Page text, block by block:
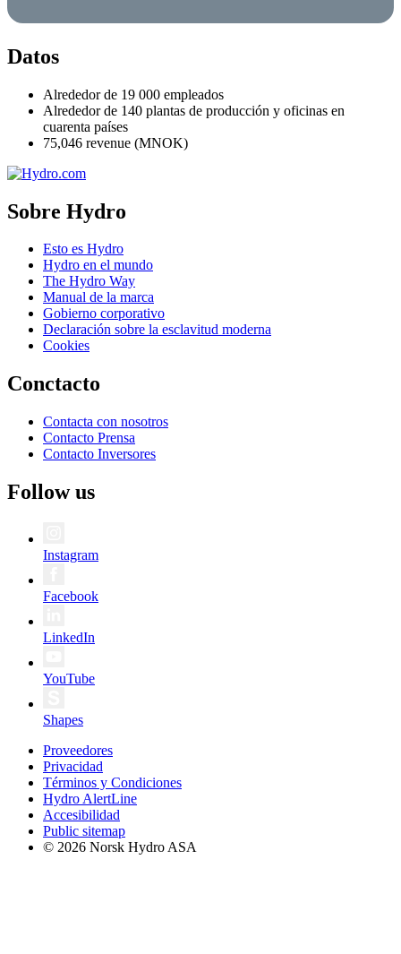
Datos
Alrededor de 19 000 empleados
Alrededor de 140 plantas de producción y oficinas en
cuarenta países
75,046 revenue (MNOK)
Sobre Hydro
Esto es Hydro
Hydro en el mundo
The Hydro Way
Manual de la marca
Gobierno corporativo
Declaración sobre la esclavitud moderna
Cookies
Conctacto
Contacta con nosotros
Contacto Prensa
Contacto Inversores
Follow us
Instagram
Facebook
LinkedIn
YouTube
Shapes
Proveedores
Privacidad
Términos y Condiciones
Hydro AlertLine
Accesibilidad
Public sitemap
© 2026 Norsk Hydro ASA